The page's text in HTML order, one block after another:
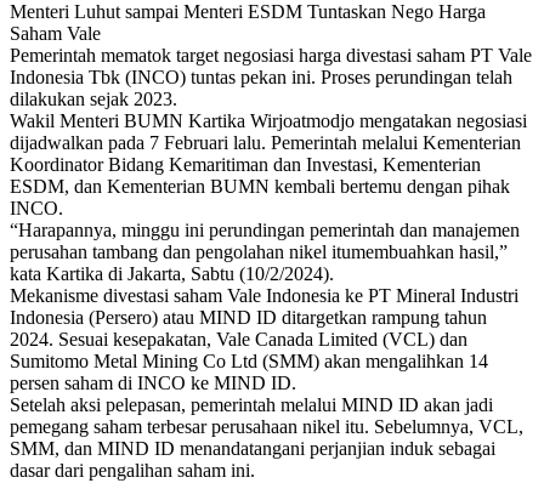
Menteri Luhut sampai Menteri ESDM Tuntaskan Nego Harga
Saham Vale
Pemerintah mematok target negosiasi harga divestasi saham PT Vale
Indonesia Tbk (INCO) tuntas pekan ini. Proses perundingan telah
dilakukan sejak 2023.
Wakil Menteri BUMN Kartika Wirjoatmodjo mengatakan negosiasi
dijadwalkan pada 7 Februari lalu. Pemerintah melalui Kementerian
Koordinator Bidang Kemaritiman dan Investasi, Kementerian
ESDM, dan Kementerian BUMN kembali bertemu dengan pihak
INCO.
“Harapannya, minggu ini perundingan pemerintah dan manajemen
perusahan tambang dan pengolahan nikel itumembuahkan hasil,”
kata Kartika di Jakarta, Sabtu (10/2/2024).
Mekanisme divestasi saham Vale Indonesia ke PT Mineral Industri
Indonesia (Persero) atau MIND ID ditargetkan rampung tahun
2024. Sesuai kesepakatan, Vale Canada Limited (VCL) dan
Sumitomo Metal Mining Co Ltd (SMM) akan mengalihkan 14
persen saham di INCO ke MIND ID.
Setelah aksi pelepasan, pemerintah melalui MIND ID akan jadi
pemegang saham terbesar perusahaan nikel itu. Sebelumnya, VCL,
SMM, dan MIND ID menandatangani perjanjian induk sebagai
dasar dari pengalihan saham ini.